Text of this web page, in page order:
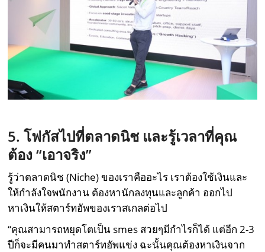
5. โฟกัสไปที่ตลาดนิช และรู้เวลาที่คุณ
ต้อง “เอาจริง”
รู้ว่าตลาดนิช (Niche) ของเราคืออะไร เราต้องใช้เงินและ
ให้กำลังใจพนักงาน ต้องหานักลงทุนและลูกค้า ออกไป
หาเงินให้สตาร์ทอัพของเราสเกลต่อไป
“คุณสามารถหยุดโตเป็น smes สวยๆมีกำไรก็ได้ แต่อีก 2-3
ปีก็จะมีคนมาทำสตาร์ทอัพแข่ง ฉะนั้นคุณต้องหาเงินจาก